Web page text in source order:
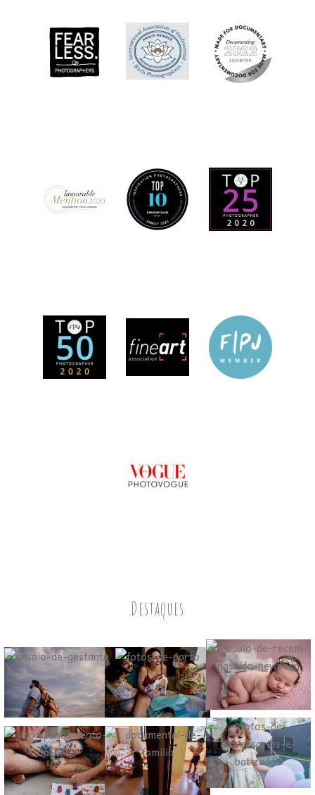
Destaques